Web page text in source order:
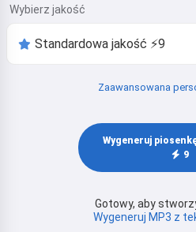
Wybierz jakość
Zaawansowana
Wygeneruj
9
Gotowy, aby
Wygeneruj MP3 z